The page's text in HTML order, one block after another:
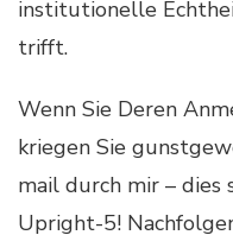
institutionelle
trifft.
Wenn Sie Deren
kriegen Sie
mail durch mir – dies
Upright-5!